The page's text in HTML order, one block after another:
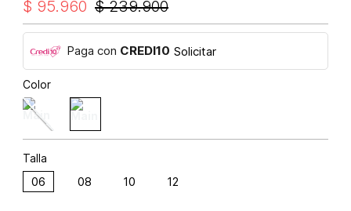
$ 239.900
$ 95.960
Paga con CREDI10 Solicitar
Color
Talla
06 08 10 12